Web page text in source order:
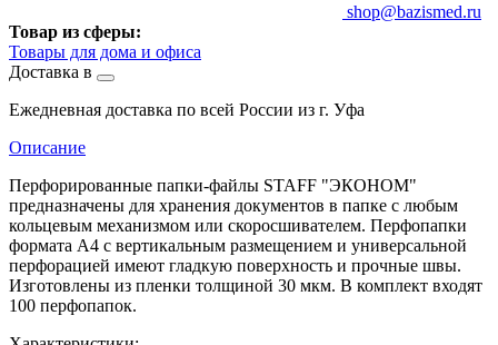
shop@bazismed.ru
Товар из сферы:
Товары для дома и офиса
Доставка в
Ежедневная доставка по всей России из г. Уфа
Описание
Перфорированные папки-файлы STAFF "ЭКОНОМ"
предназначены для хранения документов в папке с любым
кольцевым механизмом или скоросшивателем. Перфопапки
формата А4 с вертикальным размещением и универсальной
перфорацией имеют гладкую поверхность и прочные швы.
Изготовлены из пленки толщиной 30 мкм. В комплект входят
100 перфопапок.